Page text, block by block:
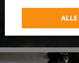
Neuer
Laudato
ALLE